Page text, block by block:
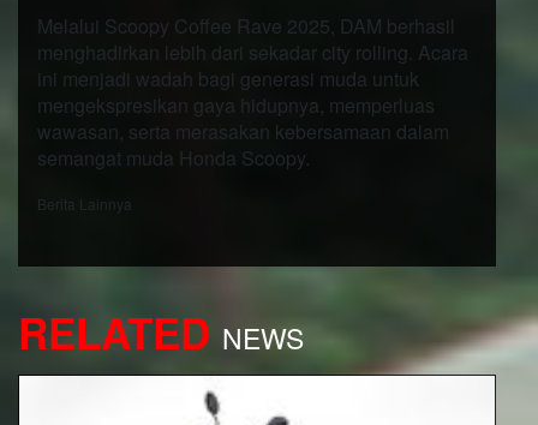
Melalui Scoopy Coffee Rave 2025, DAM berhasil
menghadirkan lebih dari sekadar city rolling. Acara
ini menjadi wadah bagi generasi muda untuk
mengekspresikan gaya hidupnya, memperluas
wawasan, serta merasakan kebersamaan dalam
semangat muda Honda Scoopy.
Berita Lainnya
RELATED NEWS